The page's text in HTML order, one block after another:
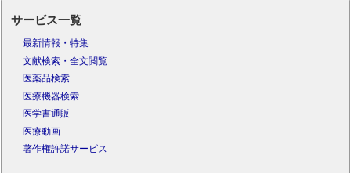
サービス一覧
最新情報・特集
文献検索・全文閲覧
医薬品検索
医療機器検索
医学書通販
医療動画
著作権許諾サービス